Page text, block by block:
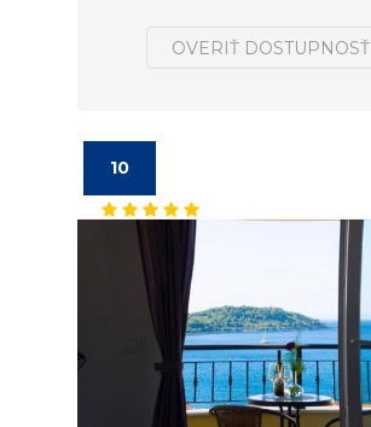
OVERIŤ DOSTUPNOSŤ
10